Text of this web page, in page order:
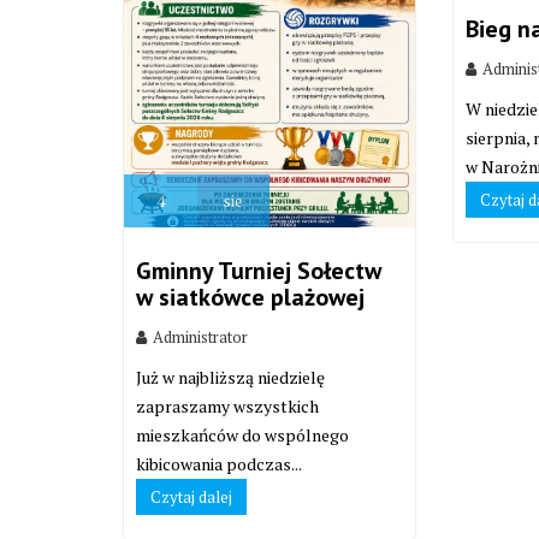
4 sie
Gminny Turniej Sołectw
w siatkówce plażowej
Administrator
Już w najbliższą niedzielę
zapraszamy wszystkich
mieszkańców do wspólnego
kibicowania podczas...
Czytaj dalej
Bieg
W
sierpnia,
w
Czytaj